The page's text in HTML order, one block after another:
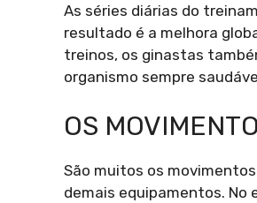
As séries diárias do
resultado é a melhora
treinos, os ginastas
organismo sempre
OS
São muitos os
demais equipamentos.